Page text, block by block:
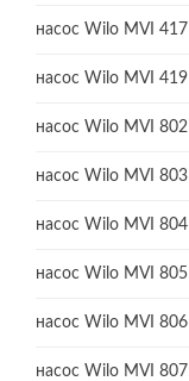
насос Wilo MVI 417
насос Wilo MVI 419
насос Wilo MVI 802
насос Wilo MVI 803
насос Wilo MVI 804
насос Wilo MVI 805
насос Wilo MVI 806
насос Wilo MVI 807